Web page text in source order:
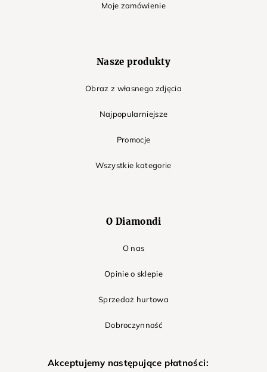
Moje zamówienie
Nasze produkty
Obraz z własnego zdjęcia
Najpopularniejsze
Promocje
Wszystkie kategorie
O Diamondi
O nas
Opinie o sklepie
Sprzedaż hurtowa
Dobroczynność
Akceptujemy następujące płatności: